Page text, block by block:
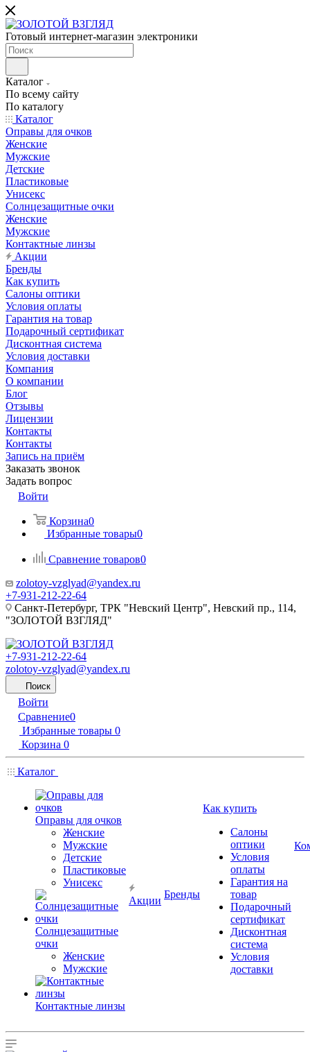
Готовый интернет-магазин электроники
Каталог
По всему сайту
По каталогу
Каталог
Оправы для очков
Женские
Мужские
Детские
Пластиковые
Унисекс
Солнцезащитные очки
Женские
Мужские
Контактные линзы
Акции
Бренды
Как купить
Салоны оптики
Условия оплаты
Гарантия на товар
Подарочный сертификат
Дисконтная система
Условия доставки
Компания
О компании
Блог
Отзывы
Лицензии
Контакты
Контакты
Запись на приём
Заказать звонок
Задать вопрос
Войти
Корзина0
Избранные товары0
Сравнение товаров0
zolotoy-vzglyad@yandex.ru
+7-931-212-22-64
Санкт-Петербург, ТРК "Невский Центр", Невский пр., 114,
"ЗОЛОТОЙ ВЗГЛЯД"
+7-931-212-22-64
zolotoy-vzglyad@yandex.ru
Поиск
Войти
Сравнение0
Избранные товары 0
Корзина 0
Каталог
Оправы для очков
Женские
Мужские
Детские
Пластиковые
Унисекс
Солнцезащитные
очки
Женские
Мужские
Контактные линзы
Акции
Бренды
Как купить
Салоны
оптики
Условия
оплаты
Гарантия на
товар
Подарочный
сертификат
Дисконтная
система
Условия
доставки